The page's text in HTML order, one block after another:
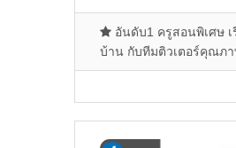
อันดับ1 ครูสอนพิเศษ
บ้าน กับทีมติวเตอร์คุณภ